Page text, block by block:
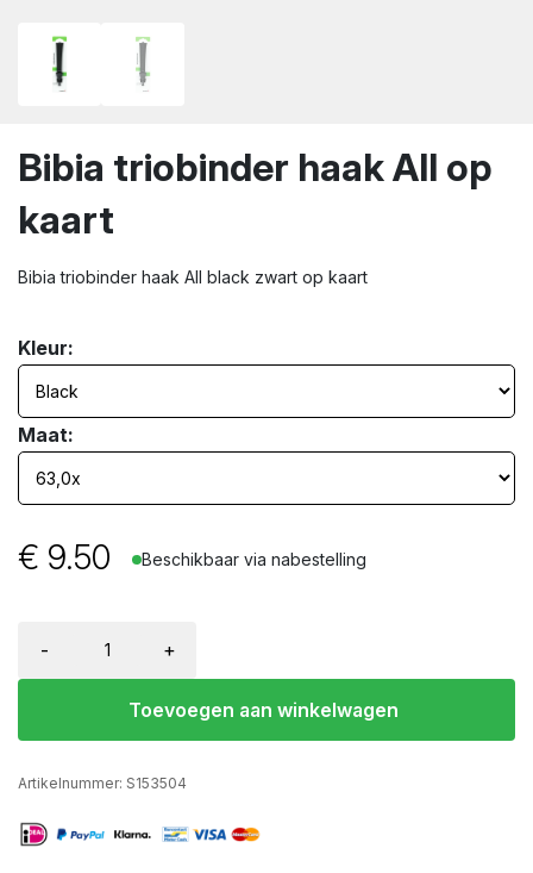
Bibia triobinder haak All op
kaart
Bibia triobinder haak All black zwart op kaart
Kleur:
Maat:
€ 9.50 Beschikbaar via nabestelling
- +
Toevoegen aan winkelwagen
Artikelnummer: S153504